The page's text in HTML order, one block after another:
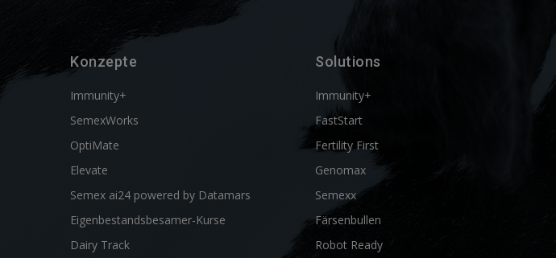
Konzepte
Immunity+
SemexWorks
OptiMate
Elevate
Semex ai24 powered by Datamars
Eigenbestandsbesamer-Kurse
Dairy Track
Solutions
Immunity+
FastStart
Fertility First
Genomax
Semexx
Färsenbullen
Robot Ready